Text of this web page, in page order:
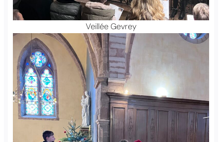
Veillée Gevrey